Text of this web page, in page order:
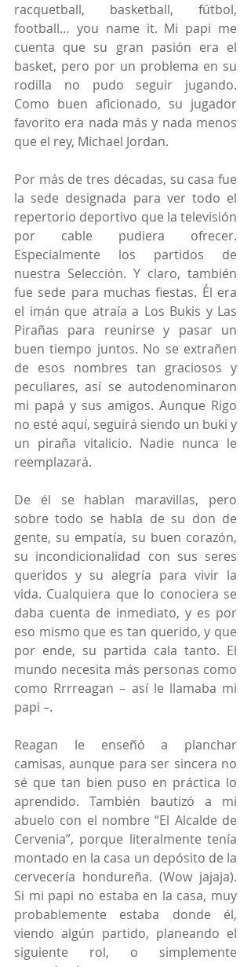
racquetball, basketball, fútbol,
football… you name it. Mi papi me
cuenta que su gran pasión era el
basket, pero por un problema en su
rodilla no pudo seguir jugando.
Como buen aficionado, su jugador
favorito era nada más y nada menos
que el rey, Michael Jordan.
Por más de tres décadas, su casa fue
la sede designada para ver todo el
repertorio deportivo que la televisión
por cable pudiera ofrecer.
Especialmente los partidos de
nuestra Selección. Y claro, también
fue sede para muchas fiestas. Él era
el imán que atraía a Los Bukis y Las
Pirañas para reunirse y pasar un
buen tiempo juntos. No se extrañen
de esos nombres tan graciosos y
peculiares, así se autodenominaron
mi papá y sus amigos. Aunque Rigo
no esté aquí, seguirá siendo un buki y
un piraña vitalicio. Nadie nunca le
reemplazará.
De él se hablan maravillas, pero
sobre todo se habla de su don de
gente, su empatía, su buen corazón,
su incondicionalidad con sus seres
queridos y su alegría para vivir la
vida. Cualquiera que lo conociera se
daba cuenta de inmediato, y es por
eso mismo que es tan querido, y que
por ende, su partida cala tanto. El
mundo necesita más personas como
como Rrrreagan – así le llamaba mi
papi –.
Reagan le enseñó a planchar
camisas, aunque para ser sincera no
sé que tan bien puso en práctica lo
aprendido. También bautizó a mi
abuelo con el nombre “El Alcalde de
Cervenia”, porque literalmente tenía
montado en la casa un depósito de la
cervecería hondureña. (Wow jajaja).
Si mi papi no estaba en la casa, muy
probablemente estaba donde él,
viendo algún partido, planeando el
siguiente rol, o simplemente